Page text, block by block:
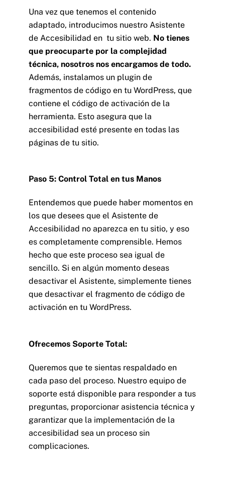
Una vez que tenemos el contenido
adaptado, introducimos nuestro Asistente
de Accesibilidad en tu sitio web. No tienes
que preocuparte por la complejidad
técnica, nosotros nos encargamos de todo.
Además, instalamos un plugin de
fragmentos de código en tu WordPress, que
contiene el código de activación de la
herramienta. Esto asegura que la
accesibilidad esté presente en todas las
páginas de tu sitio.
Paso 5: Control Total en tus Manos
Entendemos que puede haber momentos en
los que desees que el Asistente de
Accesibilidad no aparezca en tu sitio, y eso
es completamente comprensible. Hemos
hecho que este proceso sea igual de
sencillo. Si en algún momento deseas
desactivar el Asistente, simplemente tienes
que desactivar el fragmento de código de
activación en tu WordPress.
Ofrecemos Soporte Total:
Queremos que te sientas respaldado en
cada paso del proceso. Nuestro equipo de
soporte está disponible para responder a tus
preguntas, proporcionar asistencia técnica y
garantizar que la implementación de la
accesibilidad sea un proceso sin
complicaciones.